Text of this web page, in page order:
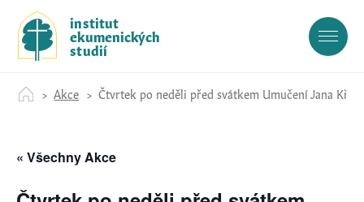
institut
ekumenických
studií
Akce Čtvrtek po neděli před svátkem Umučení Jana
« Všechny Akce